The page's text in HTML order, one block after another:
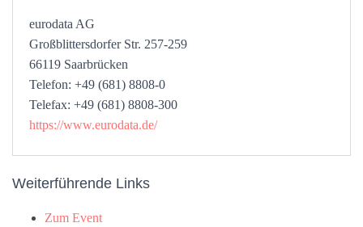
eurodata AG
Großblittersdorfer Str. 257-259
66119 Saarbrücken
Telefon: +49 (681) 8808-0
Telefax: +49 (681) 8808-300
https://www.eurodata.de/
Weiterführende Links
Zum Event